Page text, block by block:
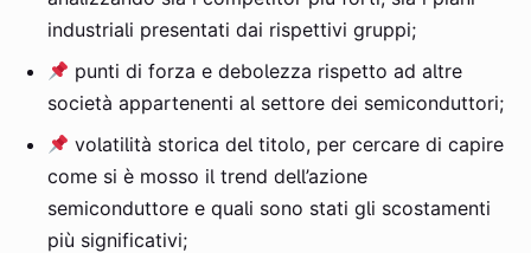
industriali presentati dai rispettivi gruppi;
punti di forza e debolezza rispetto ad altre
società appartenenti al settore dei semiconduttori;
volatilità storica del titolo, per cercare di capire
come si è mosso il trend dell’azione
semiconduttore e quali sono stati gli scostamenti
più significativi;